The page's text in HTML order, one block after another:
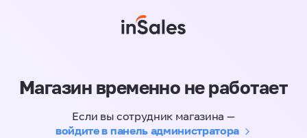
Магазин временно не работает
Если вы сотрудник магазина —
войдите в панель администратора